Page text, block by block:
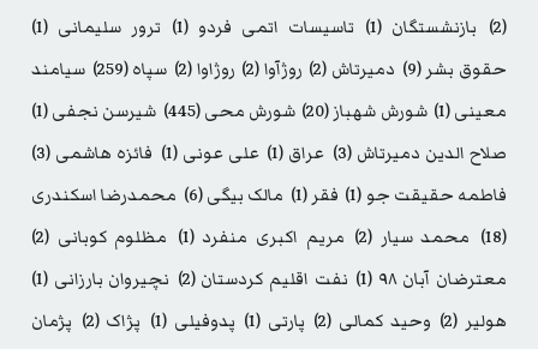
(2)
بازنشستگان (1) تاسیسات اتمی فردو (1) ترور سلیمانی (1)
حقوق بشر (9) دمیرتاش (2) روژآوا(2) روژاوا(2) سپاه(259)
سیامند
معینی(1) شورش شهباز(20) شورش محی(445) شیرسن نجفی(1)
صلاح الدین دمیرتاش (3) عراق (1) علی عونی (1) فائزه هاشمی (3)
فاطمه حقیقت جو (1) فقر (1) مالک بیگی(6)
محمدرضا اسکندری
(18)
محمد سیار (2) مریم اکبری منفرد (1) مظلوم کوبانی (2)
معترضان آبان ۹۸
(1) نفت اقلیم کردستان (2) نچیروان بارزانی (1)
هولیر (2) وحید کمالی (2) پارتی (1) پدوفیلی (1) پژاک (2)
پژمان